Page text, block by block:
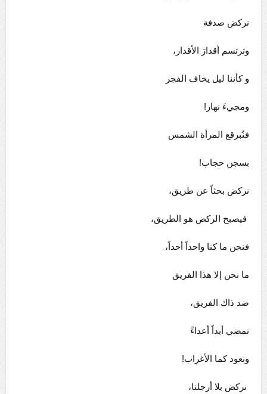
نركض صدفة
وترتسم أقدارَ الأقدار،
و كأننا ليل يخاف الفجر
ومجيءَ نهار!
فنُبرقع المرأة الشمس
بسجن حجاب!
نركض بحثاً عن طريق،
فيصبح الركض هو الطريق،
فنحن ما كنا واحداً أحداً،
ما نحن إلا هذا الفريق
ضد ذاك الفريق،
نمضي أبداً أعداءً
ونعود كما الأغراب!
نركض بلا أرجلنا،